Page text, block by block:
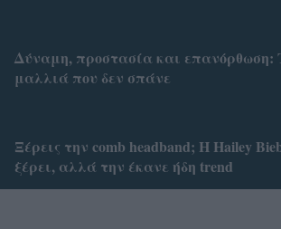
Δύναμη, προστασία και επανόρθωση:
μαλλιά που δεν σπάνε
Ξέρεις την comb headband; Η Hailey
ξέρει, αλλά την έκανε ήδη trend